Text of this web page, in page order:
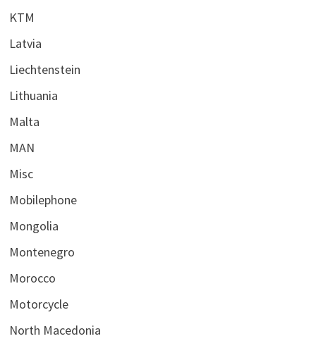
KTM
Latvia
Liechtenstein
Lithuania
Malta
MAN
Misc
Mobilephone
Mongolia
Montenegro
Morocco
Motorcycle
North Macedonia